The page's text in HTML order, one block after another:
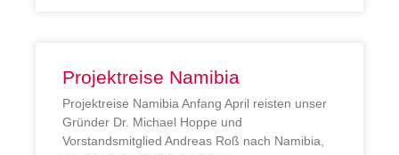
Projektreise Namibia
Projektreise Namibia Anfang April reisten unser
Gründer Dr. Michael Hoppe und
Vorstandsmitglied Andreas Roß nach Namibia,